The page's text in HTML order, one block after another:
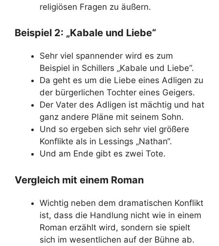
religiösen Fragen zu äußern.
Beispiel 2: „Kabale und Liebe“
Sehr viel spannender wird es zum
Beispiel in Schillers „Kabale und Liebe“.
Da geht es um die Liebe eines Adligen zu
der bürgerlichen Tochter eines Geigers.
Der Vater des Adligen ist mächtig und hat
ganz andere Pläne mit seinem Sohn.
Und so ergeben sich sehr viel größere
Konflikte als in Lessings „Nathan“.
Und am Ende gibt es zwei Tote.
Vergleich mit einem Roman
Wichtig neben dem dramatischen Konflikt
ist, dass die Handlung nicht wie in einem
Roman erzählt wird, sondern sie spielt
sich im wesentlichen auf der Bühne ab.